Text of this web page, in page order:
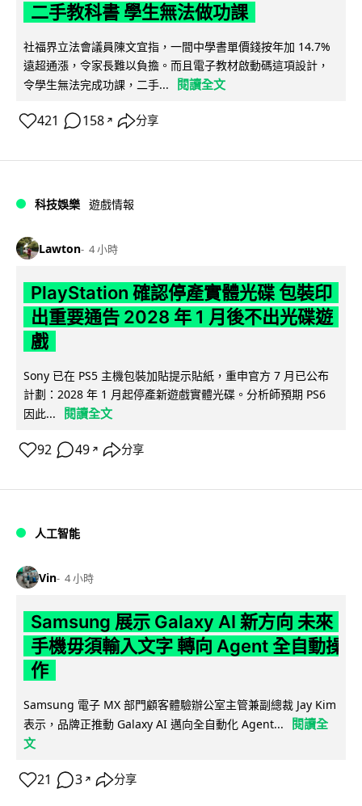
二手教科書 學生無法做功課
社福界立法會議員陳文宜指，一間中學書單價錢按年加 14.7%
遠超通漲，令家長難以負擔。而且電子教材啟動碼這項設計，
令學生無法完成功課，二手...
閱讀全文
421 158 ↗ 分享
科技娛樂 遊戲情報
Lawton 4 小時
PlayStation 確認停產實體光碟 包裝印
出重要通告 2028 年 1 月後不出光碟遊
戲
Sony 已在 PS5 主機包裝加貼提示貼紙，重申官方 7 月已公布
計劃：2028 年 1 月起停產新遊戲實體光碟。分析師預期 PS6
因此...
閱讀全文
92 49 ↗ 分享
人工智能
Vin 4 小時
Samsung 展示 Galaxy AI 新方向 未來
手機毋須輸入文字 轉向 Agent 全自動操
作
Samsung 電子 MX 部門顧客體驗辦公室主管兼副總裁 Jay Kim
表示，品牌正推動 Galaxy AI 邁向全自動化 Agent...
閱讀全
文
21 3 ↗ 分享